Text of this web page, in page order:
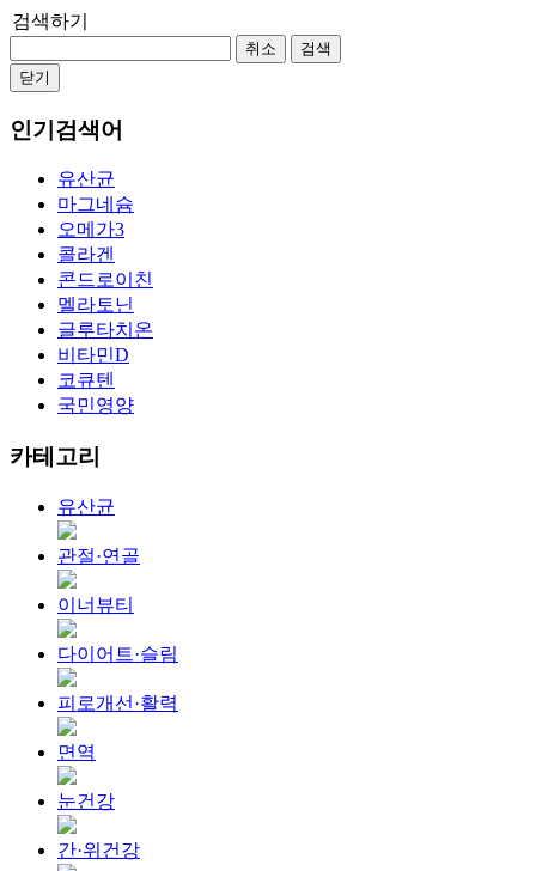
검색하기
취소
검색
닫기
인기검색어
유산균
마그네슘
오메가3
콜라겐
콘드로이친
멜라토닌
글루타치온
비타민D
코큐텐
국민영양
카테고리
유산균
관절·연골
이너뷰티
다이어트·슬림
피로개선·활력
면역
눈건강
간·위건강